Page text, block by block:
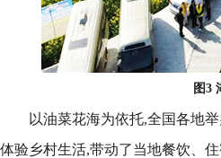
图3
以油菜花海为依托,全国各地
体验乡村生活,带动了当地餐饮、